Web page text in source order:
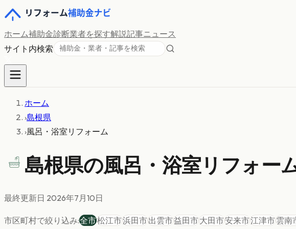
ホーム補助金診断業者を探す解説記事ニュース
サイト内検索
ホーム
›島根県
›風呂・浴室リフォーム
島根県の風呂・浴室リフォー
最終更新日 2026年7月10日
市区町村で絞り込み:全市松江市浜田市出雲市益田市大田市安来市江津市雲南